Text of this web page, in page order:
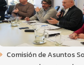
Comisión de Asuntos